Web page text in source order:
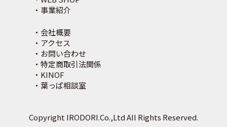
・事業紹介
・会社概要
・アクセス
・お問い合わせ
・特定商取引法関係
・KINOF
・葉っぱ相談室
Copyright IRODORI.Co.,Ltd All Rights Reserved.